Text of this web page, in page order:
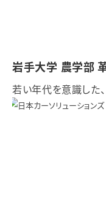
岩手大学 農学部
若い年代を意識した、